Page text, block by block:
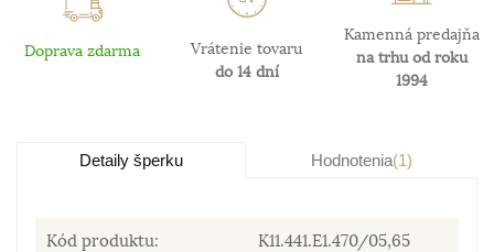
Doprava zdarma
Vrátenie tovaru
do 14 dní
Kamenná predajňa
na trhu od roku
1994
Detaily šperku Hodnotenia(1)
Kód produktu: K11.441.E1.470/05,65